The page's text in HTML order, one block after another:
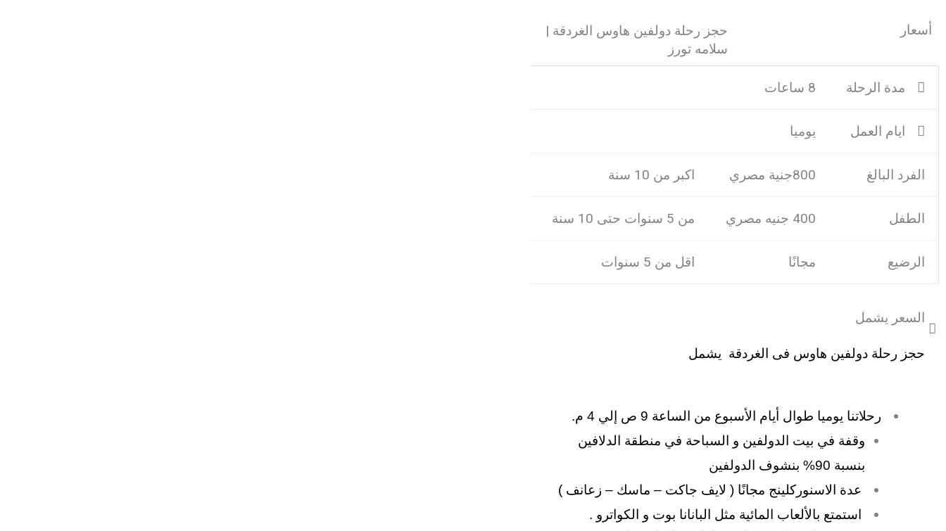
أسعار
حجز رحلة دولفين هاوس الغردقة |
سلامه تورز
مدة الرحلة 8 ساعات
ايام العمل يوميا
الفرد البالغ 800جنية مصري اكبر من 10 سنة
الطفل 400 جنيه مصري من 5 سنوات حتى 10 سنة
الرضيع مجانًا اقل من 5 سنوات
السعر يشمل
حجز رحلة دولفين هاوس فى الغردقة يشمل
رحلاتنا يوميا طوال أيام الأسبوع من الساعة 9 ص إلي 4 م.
وقفة في بيت الدولفين و السباحة في منطقة الدلافين
بنسبة 90% بنشوف الدولفين
عدة الاسنوركلينج مجانًا ( لايف جاكت – ماسك – زعانف )
استمتع بالألعاب المائية مثل البانانا بوت و الكواترو .